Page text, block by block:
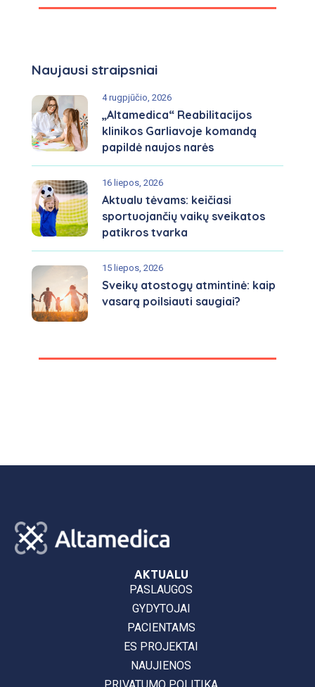
Naujausi straipsniai
4 rugpjūčio, 2026
„Altamedica“ Reabilitacijos
klinikos Garliavoje komandą
papildė naujos narės
16 liepos, 2026
Aktualu tėvams: keičiasi
sportuojančių vaikų sveikatos
patikros tvarka
15 liepos, 2026
Sveikų atostogų atmintinė: kaip
vasarą poilsiauti saugiai?
AKTUALU
PASLAUGOS
GYDYTOJAI
PACIENTAMS
ES PROJEKTAI
NAUJIENOS
PRIVATUMO POLITIKA